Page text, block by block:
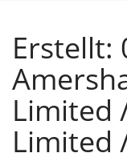
Erstellt:
Limited
Limited